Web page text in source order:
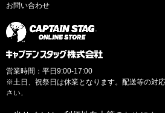
お問い合わせ
営業時間：平日9:00-17:00
※土日、祝祭日は休業となります。配送等の対
さい。